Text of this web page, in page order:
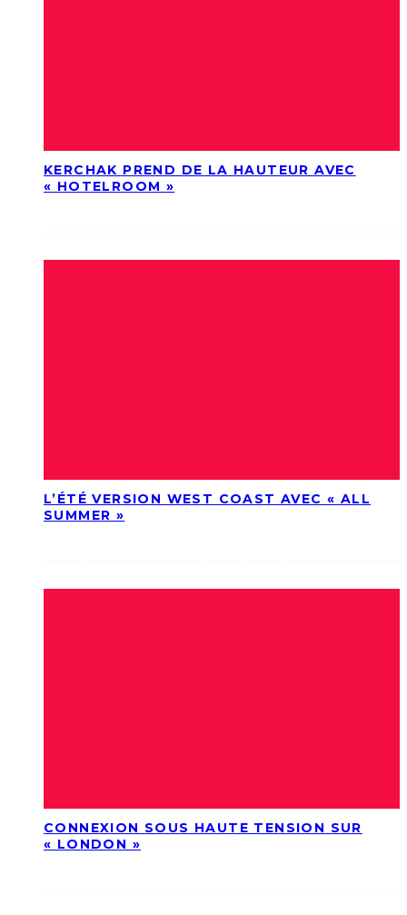
KERCHAK PREND DE LA HAUTEUR AVEC
« HOTELROOM »
L’ÉTÉ VERSION WEST COAST AVEC « ALL
SUMMER »
CONNEXION SOUS HAUTE TENSION SUR
« LONDON »